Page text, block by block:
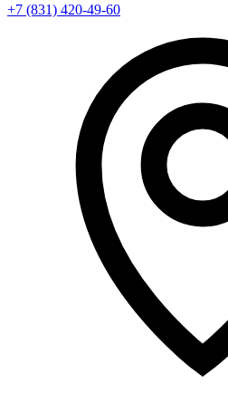
+7 (831) 420-49-60